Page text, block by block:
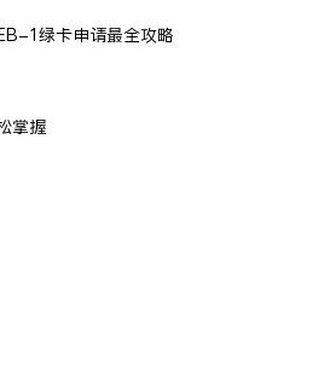
1绿卡申请最全攻略
掌握